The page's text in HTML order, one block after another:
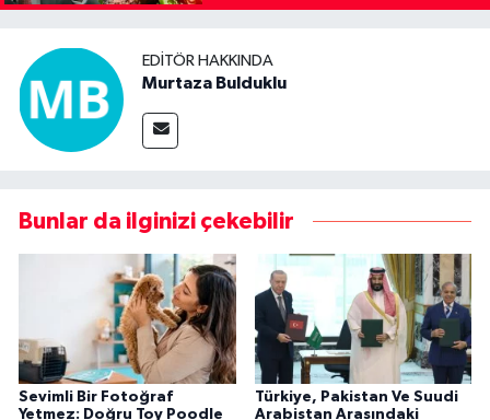
EDITÖR HAKKINDA
Murtaza Bulduklu
Bunlar da ilginizi çekebilir
Sevimli Bir Fotoğraf
Yetmez: Doğru Toy Poodle
Türkiye, Pakistan Ve Suudi
Arabistan Arasındaki